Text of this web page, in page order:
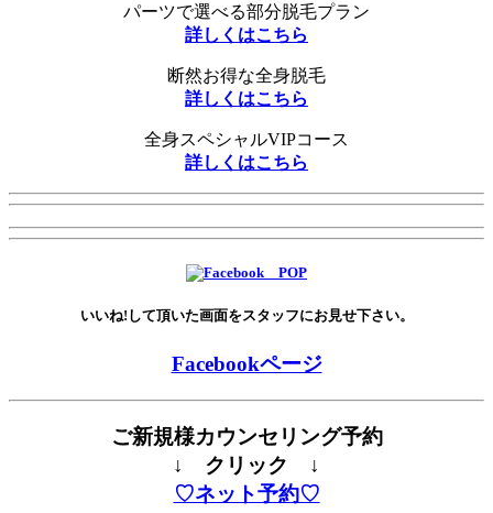
パーツで選べる部分脱毛プラン
詳しくはこちら
断然お得な全身脱毛
詳しくはこちら
全身スペシャルVIPコース
詳しくはこちら
いいね!して頂いた画面をスタッフにお見せ下さい。
Facebookページ
ご新規様カウンセリング予約
↓ クリック ↓
♡ネット予約♡